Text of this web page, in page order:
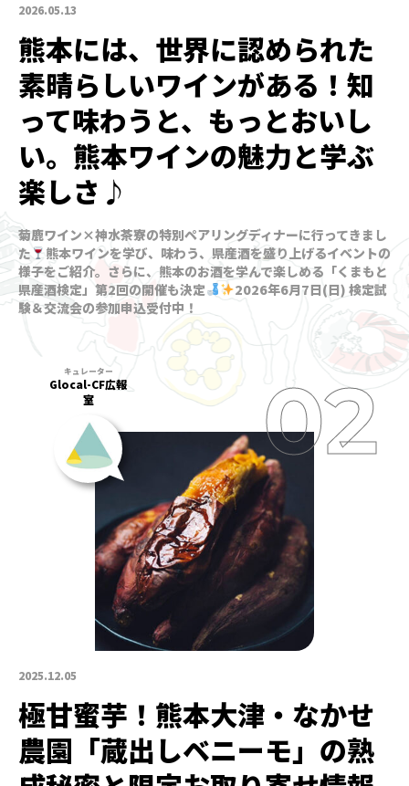
2026.05.13
熊本には、世界に認められた
素晴らしいワインがある！知
って味わうと、もっとおいし
い。熊本ワインの魅力と学ぶ
楽しさ♪
菊鹿ワイン×神水茶寮の特別ペアリングディナーに行ってきまし
た
熊本ワインを学び、味わう、県産酒を盛り上げるイベントの
様子をご紹介。さらに、熊本のお酒を学んで楽しめる「くまもと
県産酒検定」第2回の開催も決定
2026年6月7日(日) 検定試
験＆交流会の参加申込受付中！
2025.12.05
Glocal-CF広報
室
極甘蜜芋！熊本大津・なかせ
農園「蔵出しベニーモ」の熟